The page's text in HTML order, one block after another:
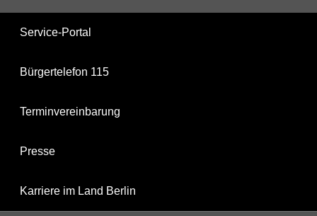
Service-Portal
Bürgertelefon 115
Terminvereinbarung
Presse
Karriere im Land Berlin